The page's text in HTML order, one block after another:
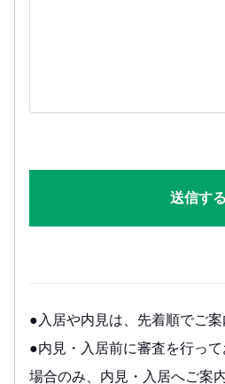
送信する
●入居や内見は、先着順でご案
●内見・入居前に審査を行っ
場合のみ、内見・入居へご案